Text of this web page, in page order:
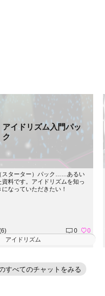
アイドリズム入門パッ
ク
スターター）パック……あるい
料です。アイドリズムを知っ
なっていただきたい！
0
0
アイドリズム
すべてのチャットをみる